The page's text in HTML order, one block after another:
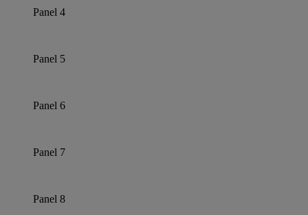
Panel 4
Panel 5
Panel 6
Panel 7
Panel 8